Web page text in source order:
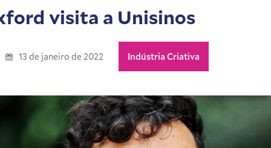
visita a Unisinos
13 de janeiro de 2022 Indústria Criativa